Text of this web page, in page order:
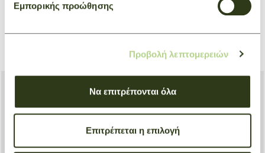
Εμπορικής προώθησης
Προβολή λεπτομερειών
Να επιτρέπονται όλα
Επιτρέπεται η επιλογή
€ 115,00